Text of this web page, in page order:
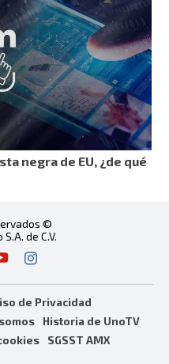
negra de EU, ¿de qué
©
de C.V.
de Privacidad
Historia de UnoTV
SGSST AMX